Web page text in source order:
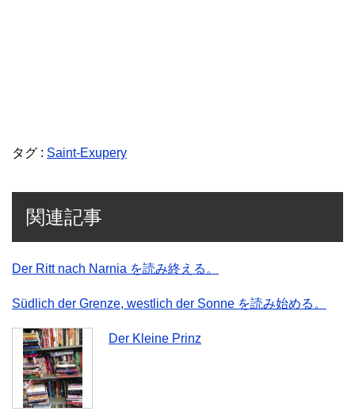
タグ : Saint-Exupery
関連記事
Der Ritt nach Narnia を読み終える。
Südlich der Grenze, westlich der Sonne を読み始める。
Der Kleine Prinz